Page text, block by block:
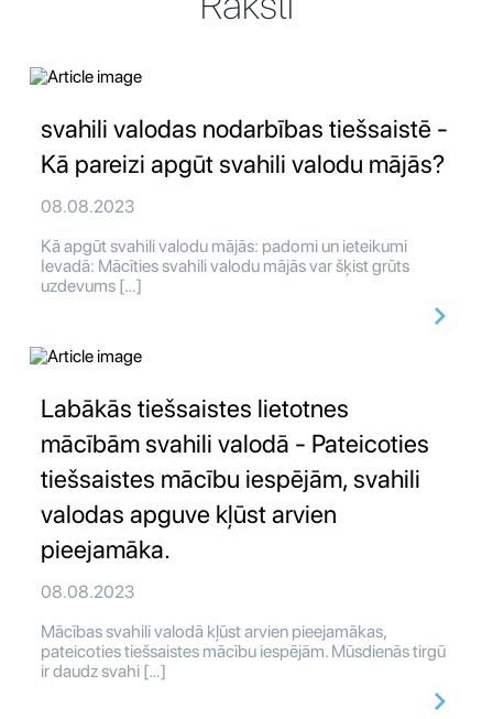
svahili valodas nodarbības tiešsaistē -
Kā pareizi apgūt svahili valodu mājās?
08.08.2023
Kā apgūt svahili valodu mājās: padomi un ieteikumi
Ievadā: Mācīties svahili valodu mājās var šķist grūts
uzdevums […]
Labākās tiešsaistes lietotnes
mācībām svahili valodā - Pateicoties
tiešsaistes mācību iespējām, svahili
valodas apguve kļūst arvien
pieejamāka.
08.08.2023
Mācības svahili valodā kļūst arvien pieejamākas,
pateicoties tiešsaistes mācību iespējām. Mūsdienās tirgū
ir daudz svahi […]